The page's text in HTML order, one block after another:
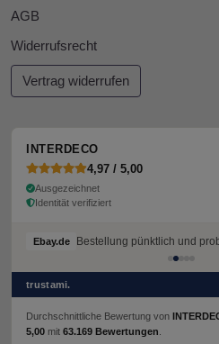
AGB
Widerrufsrecht
Vertrag widerrufen
INTERDECO
4,97 / 5,00
Ausgezeichnet
Identität verifiziert
Ebay.de Bestellung pünktlich und
trustami.
Durchschnittliche Bewertung von
5,00 mit 63.169 Bewertungen